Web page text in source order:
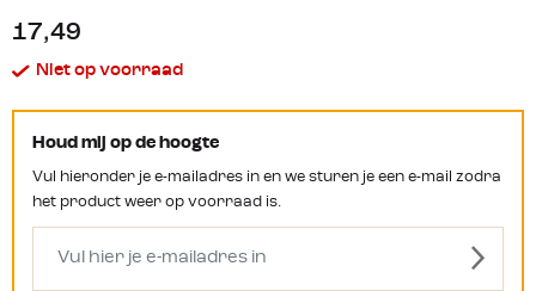
17,49
Niet op voorraad
Houd mij op de hoogte
Vul hieronder je e-mailadres in en we sturen je een e-mail zodra
het product weer op voorraad is.